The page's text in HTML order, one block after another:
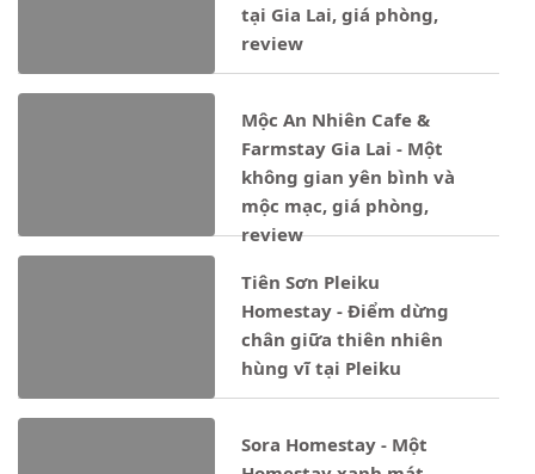
tại Gia Lai, giá phòng,
review
Mộc An Nhiên Cafe &
Farmstay Gia Lai - Một
không gian yên bình và
mộc mạc, giá phòng,
review
Tiên Sơn Pleiku
Homestay - Điểm dừng
chân giữa thiên nhiên
hùng vĩ tại Pleiku
Sora Homestay - Một